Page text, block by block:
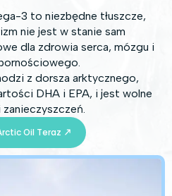
3 to niezbędne tłuszcze,
nie jest w stanie sam
dla zdrowia serca, mózgu i
z dorsza arktycznego,
DHA i EPA, i jest wolne
Oil Teraz